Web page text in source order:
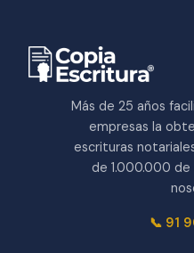
Más de 25 años
empresas la
escrituras
de 1.000.000
📞 91